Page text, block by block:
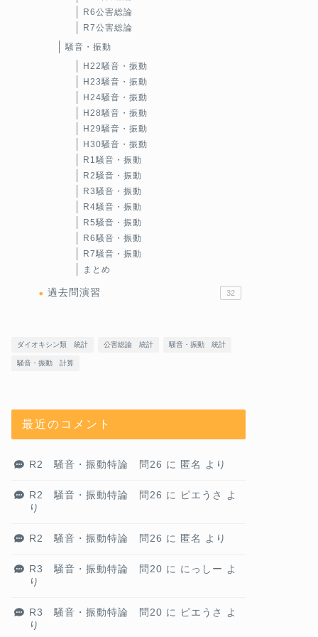
R6公害総論
R7公害総論
騒音・振動
H22騒音・振動
H23騒音・振動
H24騒音・振動
H28騒音・振動
H29騒音・振動
H30騒音・振動
R1騒音・振動
R2騒音・振動
R3騒音・振動
R4騒音・振動
R5騒音・振動
R6騒音・振動
R7騒音・振動
まとめ
過去問演習 32
ダイオキシン類 統計 公害総論 統計 騒音・振動 統計
騒音・振動 計算
最近のコメント
R2 騒音・振動特論 問26 に 匿名 より
R2 騒音・振動特論 問26 に ピエうさ
よ
り
R2 騒音・振動特論 問26 に 匿名 より
R3 騒音・振動特論 問20 に にっしー よ
り
R3 騒音・振動特論 問20 に ピエうさ
よ
り